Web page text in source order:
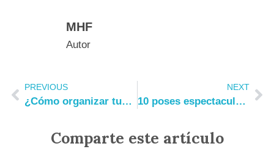
MHF
Autor
PREVIOUS
¿Cómo organizar tus fotos en orden cronológico?
NEXT
10 poses espectaculares para fotos familiares
Comparte este artículo